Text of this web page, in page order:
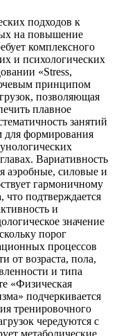
подходов к
на повышение
комплексного
и психологических
«Stress,
принципом
позволяющая
плавное
занятий
для формирования
Вариативность
аэробные, силовые и
гармоничному
что подтверждается
и
значение
порог
процессов
от возраста, пола,
и типа
«Физическая
подчеркивается
тренировочного
чередуются с